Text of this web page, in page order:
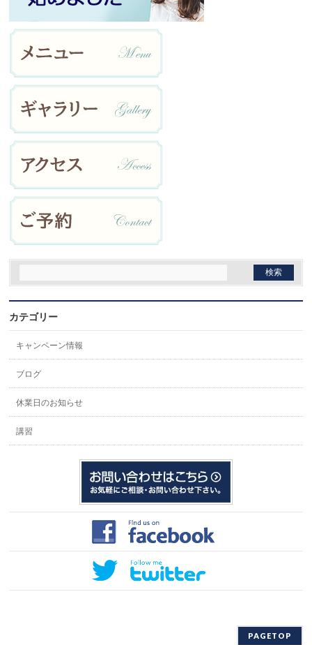
カテゴリー
キャンペーン情報
ブログ
休業日のお知らせ
講習
PAGETOP